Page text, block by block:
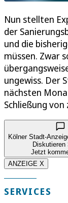
Nun stellten
der
und die
müssen. Zwar
ungewiss. Der
nächsten
Schließung
Kölner Stadt-
Diskutieren
Jetzt
ANZEIGE X
SERVICES